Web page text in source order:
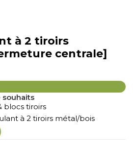
à 2 tiroirs
centrale]
souhaits
blocs tiroirs
à 2 tiroirs métal/bois